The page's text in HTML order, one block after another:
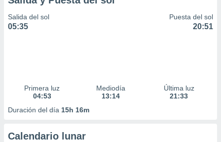
Salida del sol
05:35
Puesta del sol
20:51
Primera luz
04:53
Mediodía
13:14
Última luz
21:33
Duración del día 15h 16m
Calendario lunar